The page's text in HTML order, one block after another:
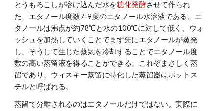
とうもろこしが溶け込んだ水を糖化発酵させて作られ
た、エタノール度数7-9度のエタノール水溶液である。エ
タノールは沸点が約78℃と水の100℃に対して低く、ウォ
ッシュを加熱していくことでまず先にエタノールが蒸発
し、そうして生じた蒸気を冷却することでエタノール度
数の高い蒸留液を得ることができる。これぞまさしく蒸
留であり、ウィスキー蒸留に特化した蒸留器はポットス
チルと呼ばれる。
蒸留で分離されるのはエタノールだけではない。実際に